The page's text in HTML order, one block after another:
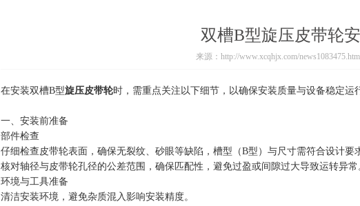
双槽B型旋压皮带轮
来源：http://www.xcqhjx.com/
在安装双槽B型旋压皮带轮时，需重点关注以下细节，以确保安装质量与设备稳定运
一、安装前准备
部件检查
仔细检查皮带轮表面，确保无裂纹、砂眼等缺陷，槽型（B型）与尺寸需符合设计要
核对轴径与皮带轮孔径的公差范围，确保匹配性，避免过盈或间隙过大导致运转异常
环境与工具准备
清洁安装环境，避免杂质混入影响安装精度。